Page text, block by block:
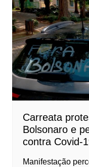
Carreata
Bolsonaro e
contra Covid-
Manifestação